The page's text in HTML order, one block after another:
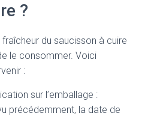
?
du saucisson à cuire
le consommer. Voici
:
sur l’emballage :
précédemment, la date de